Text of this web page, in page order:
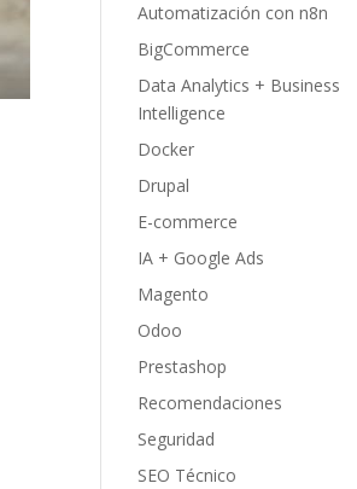
Automatización con n8n
BigCommerce
Data Analytics + Business
Intelligence
Docker
Drupal
E-commerce
IA + Google Ads
Magento
Odoo
Prestashop
Recomendaciones
Seguridad
SEO Técnico